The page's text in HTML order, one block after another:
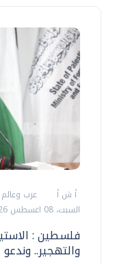
أ ش أ
عرب وعالم
السبت، 08 اغسطس 2026 04:16 م
فلسطين :
والتهجير..